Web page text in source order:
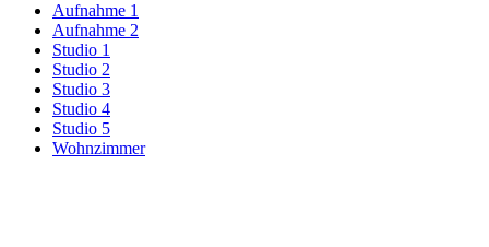
Aufnahme 1
Aufnahme 2
Studio 1
Studio 2
Studio 3
Studio 4
Studio 5
Wohnzimmer